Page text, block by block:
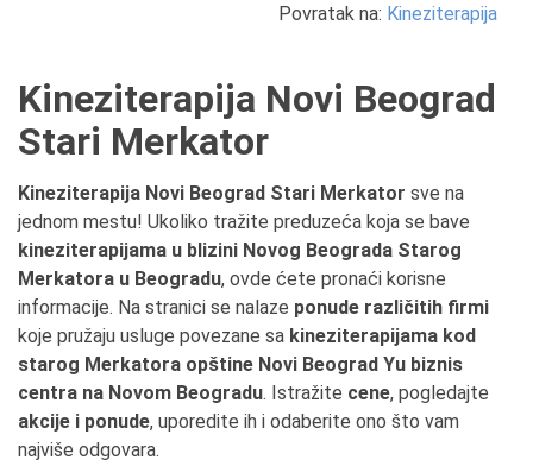
Povratak na: Kineziterapija
Kineziterapija Novi Beograd
Stari Merkator
Kineziterapija Novi Beograd Stari Merkator sve na
jednom mestu! Ukoliko tražite preduzeća koja se bave
kineziterapijama u blizini Novog Beograda Starog
Merkatora u Beogradu, ovde ćete pronaći korisne
informacije. Na stranici se nalaze ponude različitih firmi
koje pružaju usluge povezane sa kineziterapijama kod
starog Merkatora opštine Novi Beograd Yu biznis
centra na Novom Beogradu. Istražite cene, pogledajte
akcije i ponude, uporedite ih i odaberite ono što vam
najviše odgovara.